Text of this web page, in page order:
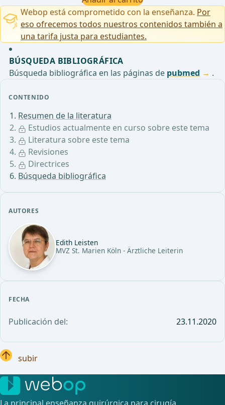
CONTENIDO
Resumen de la literatura
Estudios actualmente en curso sobre este tema
Literatura sobre este tema
Revisiones
Directrices
Búsqueda bibliográfica
AUTORES
Edith Leisten
MVZ St. Marien Köln - Ärztliche Leiterin
FECHA
Publicación del: 23.11.2020
Webop está comprometido con la enseñanza. Por
eso ofrecemos todos nuestros contenidos también a
una tarifa justa para estudiantes.
BÚSQUEDA BIBLIOGRÁFICA
Búsqueda bibliográfica en las páginas de pubmed .
subir